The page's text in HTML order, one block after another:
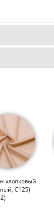
хлопковый
С125)